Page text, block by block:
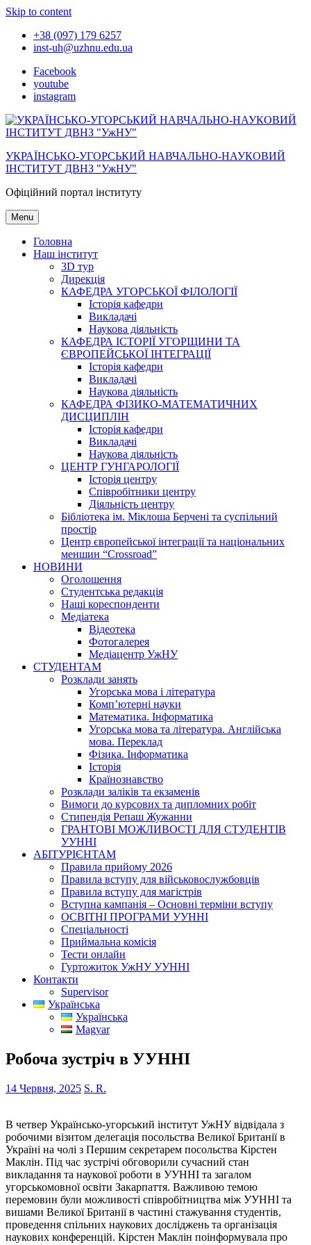
Skip to content
+38 (097) 179 6257
inst-uh@uzhnu.edu.ua
Facebook
youtube
instagram
УКРАЇНСЬКО-УГОРСЬКИЙ НАВЧАЛЬНО-НАУКОВИЙ
ІНСТИТУТ ДВНЗ "УжНУ"
Офіційний портал інституту
Menu
Головна
Наш інститут
3D тур
Дирекція
КАФЕДРА УГОРСЬКОЇ ФІЛОЛОГІЇ
Історія кафедри
Викладачі
Наукова діяльність
КАФЕДРА ІСТОРІЇ УГОРЩИНИ ТА
ЄВРОПЕЙСЬКОЇ ІНТЕГРАЦІЇ
Історія кафедри
Викладачі
Наукова діяльність
КАФЕДРА ФІЗИКО-МАТЕМАТИЧНИХ
ДИСЦИПЛІН
Історія кафедри
Викладачі
Наукова діяльність
ЦЕНТР ГУНГАРОЛОГІЇ
Історія центру
Співробітники центру
Діяльність центру
Бібліотека ім. Міклоша Берчені та суспільний
простір
Центр європейської інтеграції та національних
меншин “Crossroad”
НОВИНИ
Оголошення
Студентська редакція
Наші кореспонденти
Медіатека
Відеотека
Фотогалерея
Медіацентр УжНУ
СТУДЕНТАМ
Розклади занять
Угорська мова і література
Комп’ютерні науки
Математика. Інформатика
Угорська мова та література. Англійська
мова. Переклад
Фізика. Інформатика
Історія
Країнознавство
Розклади заліків та екзаменів
Вимоги до курсових та дипломних робіт
Стипендія Репаш Жужанни
ГРАНТОВІ МОЖЛИВОСТІ ДЛЯ СТУДЕНТІВ
УУННІ
АБІТУРІЄНТАМ
Правила прийому 2026
Правила вступу для військовослужбовців
Правила вступу для магістрів
Вступна кампанія – Основні терміни вступу
ОСВІТНІ ПРОГРАМИ УУННІ
Спеціальності
Приймальна комісія
Тести онлайн
Гуртожиток УжНУ УУННІ
Контакти
Supervisor
Українська
Українська
Magyar
Робоча зустріч в УУННІ
14 Червня, 2025 S. R.
В четвер Українсько-угорський інститут УжНУ відвідала з
робочими візитом делегація посольства Великої Британії в
Україні на чолі з Першим секретарем посольства Кірстен
Маклін. Під час зустрічі обговорили сучасний стан
викладання та наукової роботи в УУННІ та загалом
угорськомовної освіти Закарпаття. Важливою темою
перемовин були можливості співробітництва між УУННІ та
вишами Великої Британії в частині стажування студентів,
проведення спільних наукових досліджень та організація
наукових конференцій. Кірстен Маклін поінформувала про